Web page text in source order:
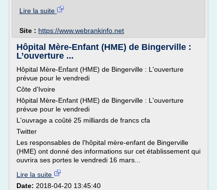
Lire la suite
Site : https://www.webrankinfo.net
Hôpital Mère-Enfant (HME) de Bingerville :
L’ouverture ...
Hôpital Mère-Enfant (HME) de Bingerville : L'ouverture
prévue pour le vendredi
Côte d'Ivoire
Hôpital Mère-Enfant (HME) de Bingerville : L'ouverture
prévue pour le vendredi
L'ouvrage a coûté 25 milliards de francs cfa
Twitter
Les responsables de l'hôpital mère-enfant de Bingerville
(HME) ont donné des informations sur cet établissement qui
ouvrira ses portes le vendredi 16 mars...
Lire la suite
Date: 2018-04-20 13:45:40